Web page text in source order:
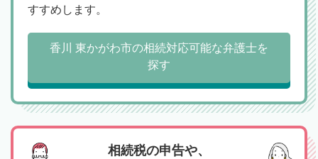
すすめします。
香川 東かがわ市の相続対応可能な弁護士を
探す
相続税の申告や、